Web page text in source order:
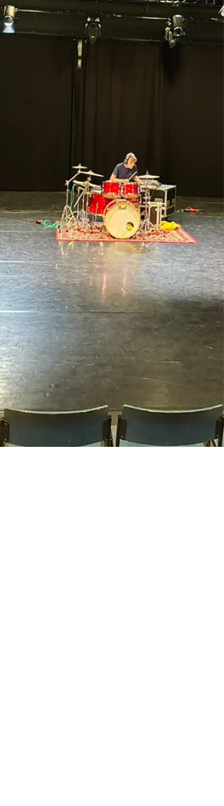
Im Notfall sind fest eingeübte und schnell
umgesetzte Abläufe entscheidend. Die
Schule Hardt hat nun einen weiteren Schritt in
der Zusammenarbeit mit der Freiwilligen
Feuerwehr Linkenheim-Hochstetten